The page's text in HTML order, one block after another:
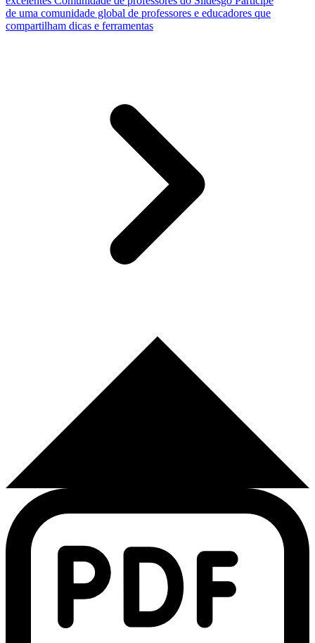
de uma comunidade global de professores e educadores que
compartilham dicas e ferramentas